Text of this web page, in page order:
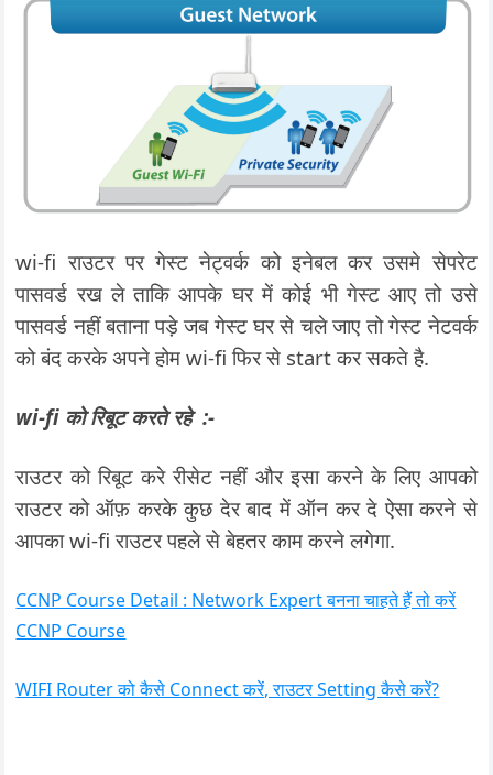
wi-fi राउटर पर गेस्ट नेट्वर्क को इनेबल कर उसमे सेपरेट
पासवर्ड रख ले ताकि आपके घर में कोई भी गेस्ट आए तो उसे
पासवर्ड नहीं बताना पड़े जब गेस्ट घर से चले जाए तो गेस्ट नेटवर्क
को बंद करके अपने होम wi-fi फिर से start कर सकते है.
wi-fi को रिबूट करते रहे :-
राउटर को रिबूट करे रीसेट नहीं और इसा करने के लिए आपको
राउटर को ऑफ़ करके कुछ देर बाद में ऑन कर दे ऐसा करने से
आपका wi-fi राउटर पहले से बेहतर काम करने लगेगा.
CCNP Course Detail : Network Expert बनना चाहते हैं तो करें
CCNP Course
WIFI Router को कैसे Connect करें, राउटर Setting कैसे करें?